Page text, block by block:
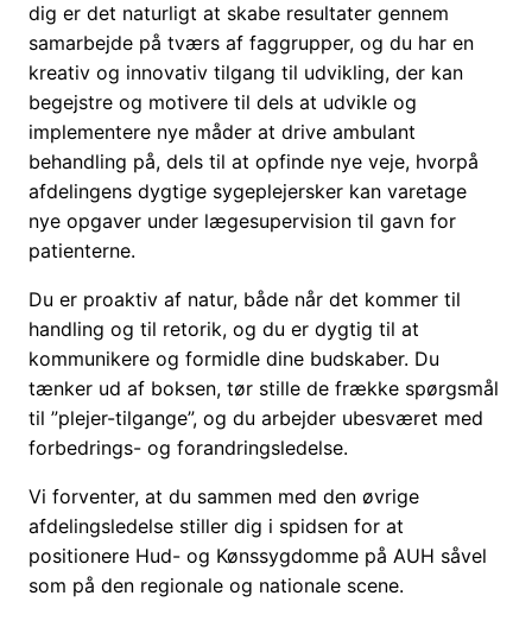
dig er det naturligt at skabe resultater gennem
samarbejde på tværs af faggrupper, og du har en
kreativ og innovativ tilgang til udvikling, der kan
begejstre og motivere til dels at udvikle og
implementere nye måder at drive ambulant
behandling på, dels til at opfinde nye veje, hvorpå
afdelingens dygtige sygeplejersker kan varetage
nye opgaver under lægesupervision til gavn for
patienterne.
Du er proaktiv af natur, både når det kommer til
handling og til retorik, og du er dygtig til at
kommunikere og formidle dine budskaber. Du
tænker ud af boksen, tør stille de frække spørgsmål
til ”plejer-tilgange”, og du arbejder ubesværet med
forbedrings- og forandringsledelse.
Vi forventer, at du sammen med den øvrige
afdelingsledelse stiller dig i spidsen for at
positionere Hud- og Kønssygdomme på AUH såvel
som på den regionale og nationale scene.